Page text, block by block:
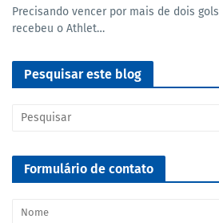
Precisando vencer por mais de dois
recebeu o Athlet…
Pesquisar este blog
Formulário de contato